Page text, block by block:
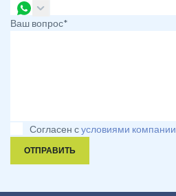
Ваш вопрос*
Согласен сусловиями компании
ОТПРАВИТЬ